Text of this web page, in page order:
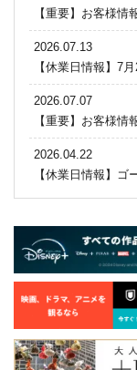
【重要】お客様情
2026.07.13
【休業日情報】7
2026.07.07
【重要】お客様情
2026.04.22
【休業日情報】ゴ